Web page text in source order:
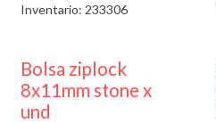
Inventario: 233306
¡NUEVO!
Bolsa ziplock
8x11mm stone x
und